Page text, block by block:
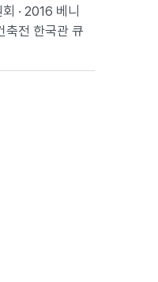
· 2016 베니
축전 한국관 큐